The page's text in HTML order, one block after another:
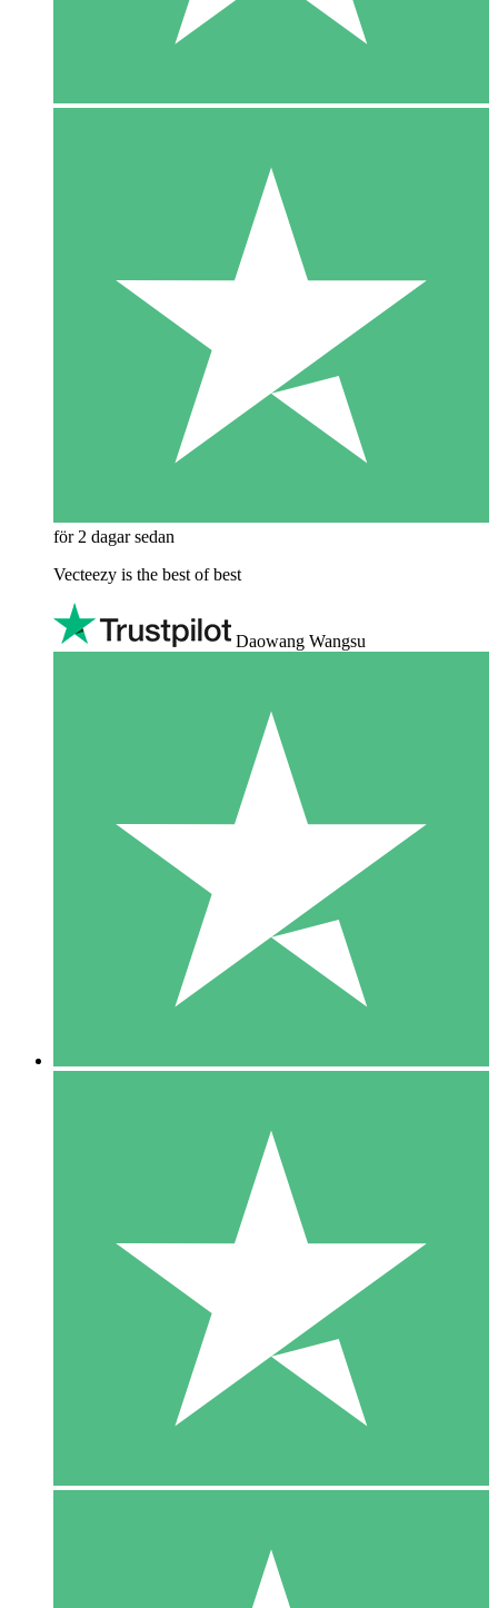
för 2 dagar sedan
Vecteezy is the best of best
Daowang Wangsu